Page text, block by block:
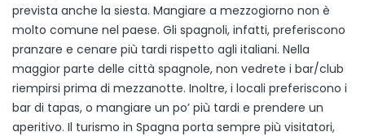
prevista anche la siesta. Mangiare a mezzogiorno non è
molto comune nel paese. Gli spagnoli, infatti, preferiscono
pranzare e cenare più tardi rispetto agli italiani. Nella
maggior parte delle città spagnole, non vedrete i bar/club
riempirsi prima di mezzanotte. Inoltre, i locali preferiscono i
bar di tapas, o mangiare un po’ più tardi e prendere un
aperitivo. Il turismo in Spagna porta sempre più visitatori,